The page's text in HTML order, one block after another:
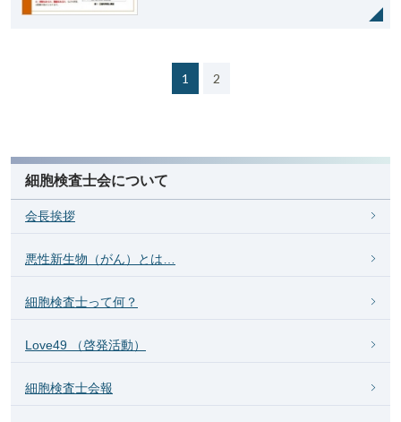
1 （現在のページ）
2
細胞検査士会について
会長挨拶
悪性新生物（がん）とは…
細胞検査士って何？
Love49 （啓発活動）
細胞検査士会報